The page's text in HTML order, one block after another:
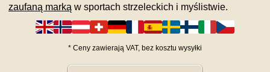
zaufaną marką w sportach strzeleckich i myślistwie.
* Ceny zawierają VAT, bez kosztu wysyłki